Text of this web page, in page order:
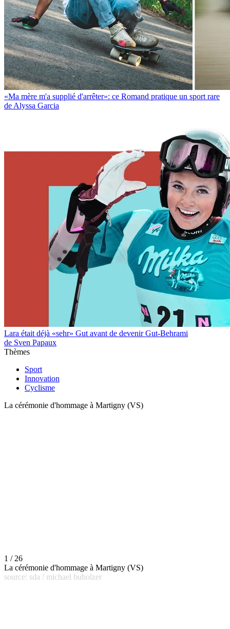
«Ma mère m'a supplié d'arrêter»: ce Romand pratique un sport rare
de Alyssa Garcia
Lara était déjà «sehr» Gut avant de devenir Gut-Behrami
de Sven Papaux
Thèmes
Sport
Innovation
Cyclisme
La cérémonie d'hommage à Martigny (VS)
1 / 26
La cérémonie d'hommage à Martigny (VS)
source: sda / michael buholzer